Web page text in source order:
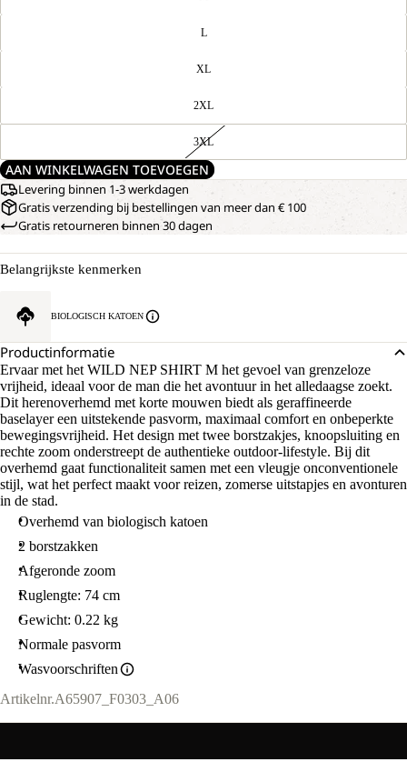
L
XL
2XL
3XL
AAN WINKELWAGEN TOEVOEGEN
Levering binnen 1-3 werkdagen
Gratis verzending bij bestellingen van meer dan € 100
Gratis retourneren binnen 30 dagen
Belangrijkste kenmerken
BIOLOGISCH KATOEN
Productinformatie
Ervaar met het WILD NEP SHIRT M het gevoel van grenzeloze
vrijheid, ideaal voor de man die het avontuur in het alledaagse zoekt.
Dit herenoverhemd met korte mouwen biedt als geraffineerde
baselayer een uitstekende pasvorm, maximaal comfort en onbeperkte
bewegingsvrijheid. Het design met twee borstzakjes, knoopsluiting en
rechte zoom onderstreept de authentieke outdoor-lifestyle. Bij dit
overhemd gaat functionaliteit samen met een vleugje onconventionele
stijl, wat het perfect maakt voor reizen, zomerse uitstapjes en avonturen
in de stad.
Overhemd van biologisch katoen
2 borstzakken
Afgeronde zoom
Ruglengte: 74 cm
Gewicht: 0.22 kg
Normale pasvorm
Wasvoorschriften
Artikelnr.A65907_F0303_A06